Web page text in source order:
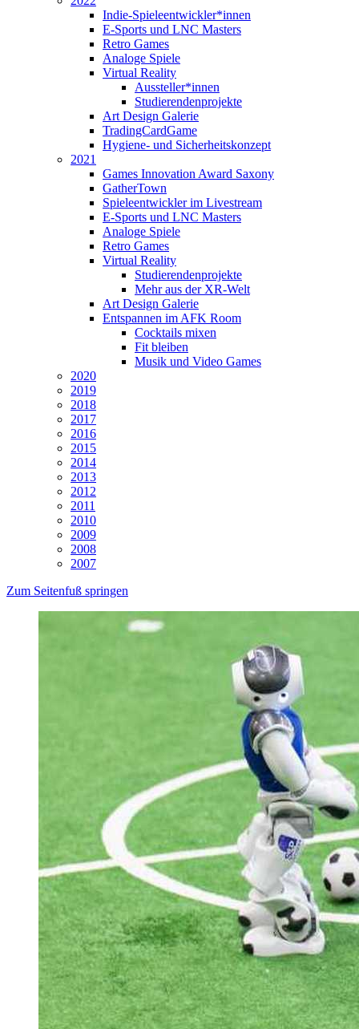
Indie-Spieleentwickler*innen
E-Sports und LNC Masters
Retro Games
Analoge Spiele
Virtual Reality
Aussteller*innen
Studierendenprojekte
Art Design Galerie
TradingCardGame
Hygiene- und Sicherheitskonzept
2021
Games Innovation Award Saxony
GatherTown
Spieleentwickler im Livestream
E-Sports und LNC Masters
Analoge Spiele
Retro Games
Virtual Reality
Studierendenprojekte
Mehr aus der XR-Welt
Art Design Galerie
Entspannen im AFK Room
Cocktails mixen
Fit bleiben
Musik und Video Games
2020
2019
2018
2017
2016
2015
2014
2013
2012
2011
2010
2009
2008
2007
Zum Seitenfuß springen